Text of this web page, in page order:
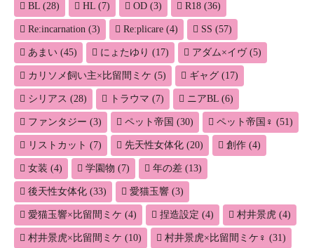
BL (28) HL (7) OD (3) R18 (36)
Re:incarnation (3) Re:plicare (4) SS (57)
あまい (45) にょたゆり (17) アダム×イヴ(5)
カリソメ飼い主×比留間ミケ (5) ギャグ (17)
シリアス (28) トラウマ (7) ニアBL (6)
ファンタジー (3) ペット帝国 (30) ペット帝国♀ (51)
リストカット (7) 先天性女体化 (20) 創作 (4)
女装 (4) 学園物 (7) 年の差 (13)
後天性女体化 (33) 愛猫玉響 (3)
愛猫玉響×比留間ミケ (4) 捏造設定 (4) 村井景虎 (4)
村井景虎×比留間ミケ (10) 村井景虎×比留間ミケ♀ (31)